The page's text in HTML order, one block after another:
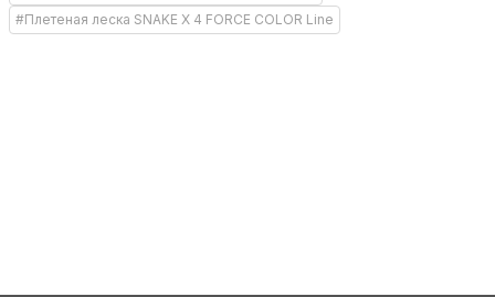
#Плетеная леска SNAKE X 4 FORCE COLOR Line